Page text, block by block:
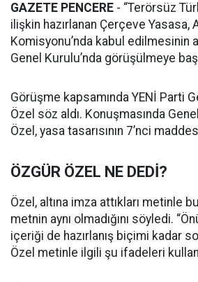
GAZETE PENCERE - “Terörsüz
ilişkin hazırlanan Çerçeve Yasasa,
Komisyonu’nda kabul edilmesinin
Genel Kurulu’nda görüşülmeye
Görüşme kapsamında YENİ Parti
Özel söz aldı. Konuşmasında
Özel, yasa tasarısının 7’nci
ÖZGÜR ÖZEL NE DEDİ?
Özel, altına imza attıkları metinle
metnin aynı olmadığını söyledi.
içeriği de hazırlanış biçimi kadar
Özel metinle ilgili şu ifadeleri